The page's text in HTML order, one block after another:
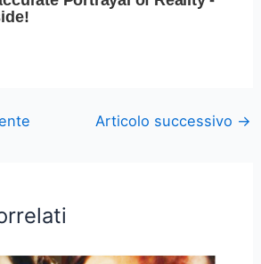
Articolo successivo →